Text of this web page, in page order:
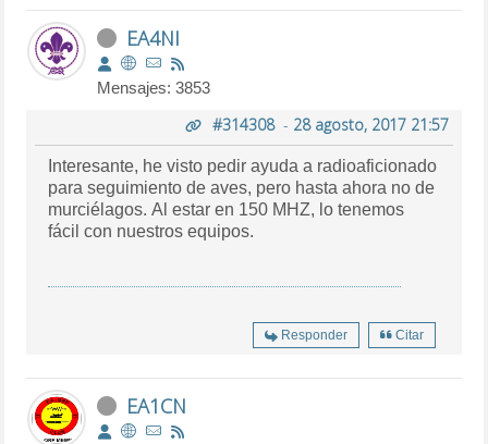
EA4NI
Mensajes: 3853
#314308- 28 agosto, 2017 21:57
Interesante, he visto pedir ayuda a radioaficionado
para seguimiento de aves, pero hasta ahora no de
murciélagos. Al estar en 150 MHZ, lo tenemos
fácil con nuestros equipos.
Responder Citar
EA1CN